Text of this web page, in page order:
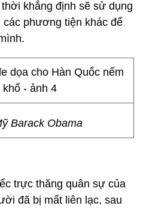
khẳng định sẽ sử dụng
phương tiện khác để
Barack Obama
trực thăng quân sự của
đã bị mất liên lạc, sau